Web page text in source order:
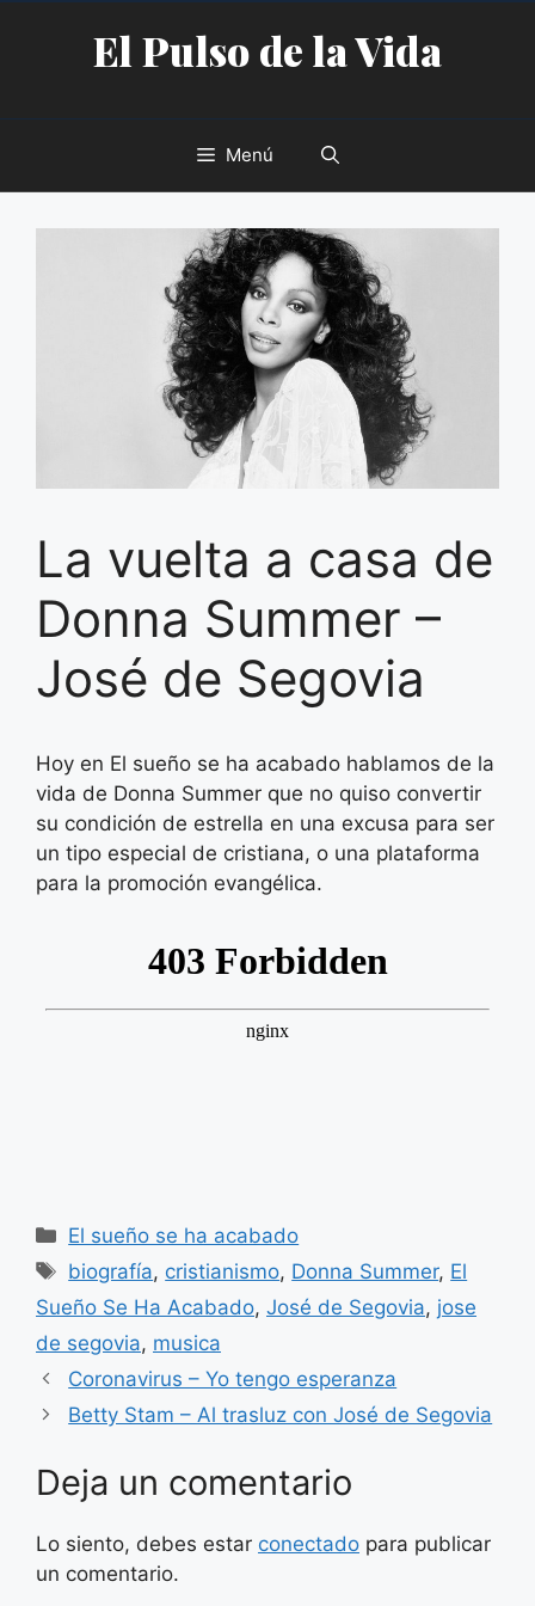
contenidoEl Pulso de la Vida
Menú
La vuelta a casa de
Donna Summer –
José de Segovia
Hoy en El sueño se ha acabado hablamos de la
vida de Donna Summer que no quiso convertir
su condición de estrella en una excusa para ser
un tipo especial de cristiana, o una plataforma
para la promoción evangélica.
Categorías
El sueño se ha acabado
Etiquetas
biografía, cristianismo, Donna Summer, El
Sueño Se Ha Acabado, José de Segovia, jose
de segovia, musica
Coronavirus – Yo tengo esperanza
Betty Stam – Al trasluz con José de Segovia
Deja un comentario
Lo siento, debes estar conectado para publicar
un comentario.